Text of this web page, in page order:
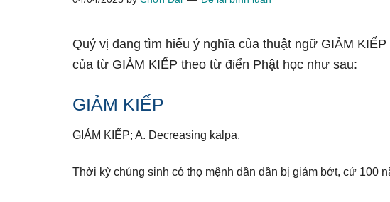
Quý vị đang tìm hiểu ý nghĩa của thuật ngữ GIẢM
của từ GIẢM KIẾP theo từ điển Phật học như sau:
GIẢM KIẾP
GIẢM KIẾP; A. Decreasing kalpa.
Thời kỳ chúng sinh có thọ mệnh dần dần bị giảm bớt, cứ 100